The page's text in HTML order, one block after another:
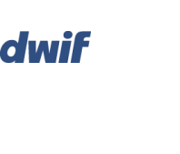
Zum Hauptinhalt springen